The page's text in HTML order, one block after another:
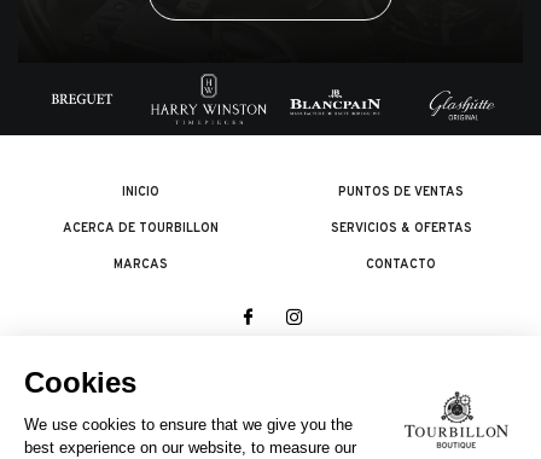
INICIO
ACERCA DE TOURBILLON
MARCAS
PUNTOS DE VENTAS
SERVICIOS & OFERTAS
CONTACTO